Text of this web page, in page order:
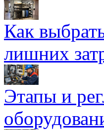
Как
лишних
Этапы и